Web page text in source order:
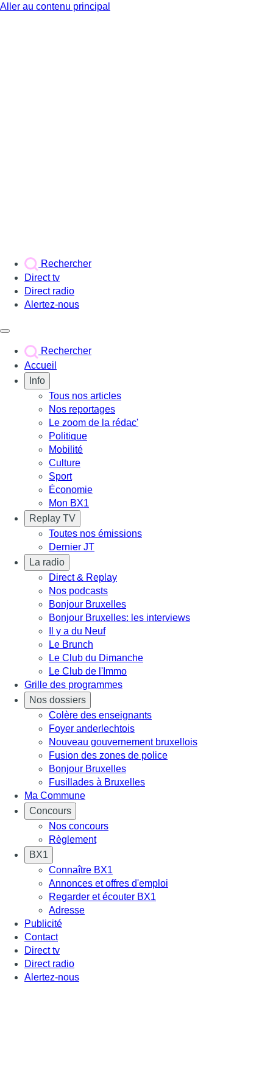
Aller au contenu principal
Rechercher
Direct tv
Direct radio
Alertez-nous
Rechercher
Accueil
Info
Tous nos articles
Nos reportages
Le zoom de la rédac'
Politique
Mobilité
Culture
Sport
Économie
Mon BX1
Replay TV
Toutes nos émissions
Dernier JT
La radio
Direct & Replay
Nos podcasts
Bonjour Bruxelles
Bonjour Bruxelles: les interviews
Il y a du Neuf
Le Brunch
Le Club du Dimanche
Le Club de l'Immo
Grille des programmes
Nos dossiers
Colère des enseignants
Foyer anderlechtois
Nouveau gouvernement bruxellois
Fusion des zones de police
Bonjour Bruxelles
Fusillades à Bruxelles
Ma Commune
Concours
Nos concours
Règlement
BX1
Connaître BX1
Annonces et offres d'emploi
Regarder et écouter BX1
Adresse
Publicité
Contact
Direct tv
Direct radio
Alertez-nous